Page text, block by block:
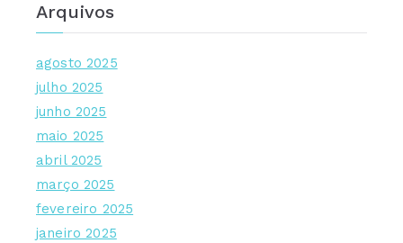
Arquivos
agosto 2025
julho 2025
junho 2025
maio 2025
abril 2025
março 2025
fevereiro 2025
janeiro 2025